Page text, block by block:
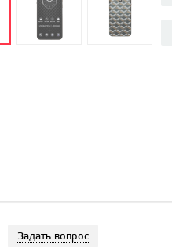
Задать вопрос